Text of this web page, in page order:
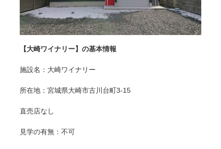
【大崎ワイナリー】の基本情報
施設名：大崎ワイナリー
所在地：宮城県大崎市古川台町3-15
直売店なし
見学の有無：不可